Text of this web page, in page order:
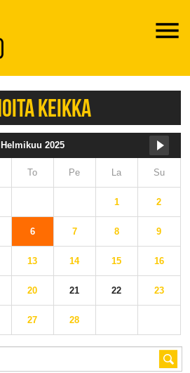
KEIKKA
Helmikuu 2025
To Pe La Su
1 2
6 7 8 9
13 14 15 16
20 21 22 23
27 28